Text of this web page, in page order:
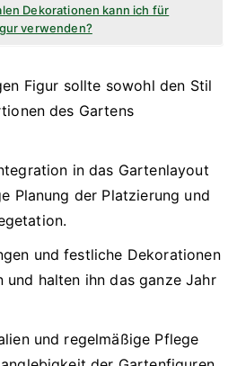
Dekorationen kann ich für
verwenden?
Figur sollte sowohl den Stil
des Gartens
in das Gartenlayout
Planung der Platzierung und
und festliche Dekorationen
und halten ihn das ganze Jahr
und regelmäßige Pflege